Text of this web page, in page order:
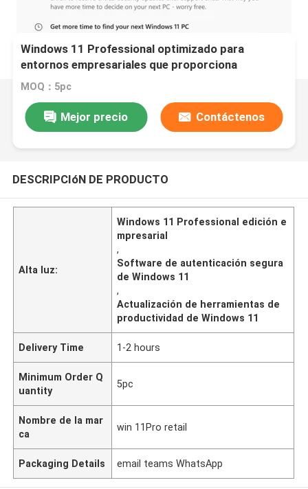
Windows 11 Professional optimizado para
entornos empresariales que proporciona
autenticación segura y herramientas de
productividad mejoradas
MOQ：5pc
Mejor precio Contáctenos
DESCRIPCIóN DE PRODUCTO
Alta luz:
Windows 11 Professional edición e
mpresarial
,
Software de autenticación segura
de Windows 11
,
Actualización de herramientas de
productividad de Windows 11
Delivery Time 1-2 hours
Minimum Order Q
uantity
5pc
Nombre de la mar
ca
win 11Pro retail
Packaging Details email teams WhatsApp